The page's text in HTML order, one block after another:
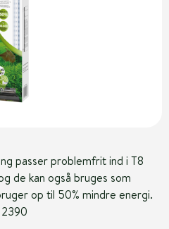
passer problemfrit ind i T8
de kan også bruges som
op til 50% mindre energi.